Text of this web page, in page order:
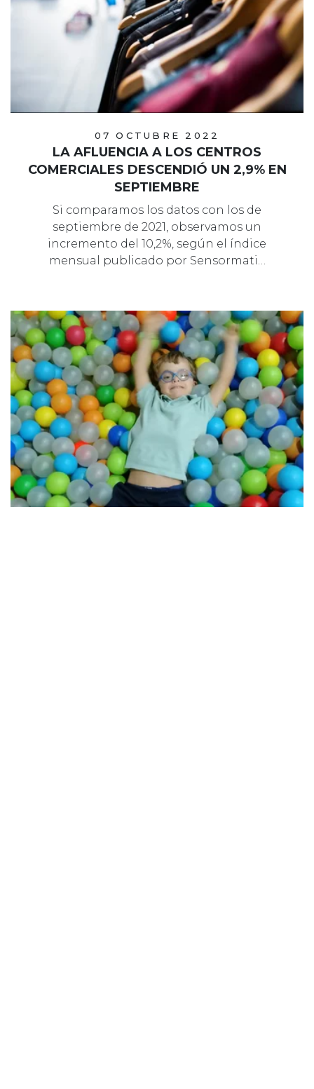
07 OCTUBRE 2022
LA AFLUENCIA A LOS CENTROS
COMERCIALES DESCENDIÓ UN 2,9% EN
SEPTIEMBRE
Si comparamos los datos con los de
septiembre de 2021, observamos un
incremento del 10,2%, según el índice
mensual publicado por Sensormati…